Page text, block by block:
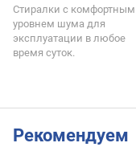
Стиралки с комфортным
уровнем шума для
эксплуатации в любое
время суток.
Рекомендуем